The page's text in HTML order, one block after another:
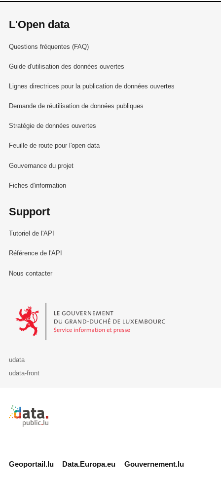
L'Open data
Questions fréquentes (FAQ)
Guide d'utilisation des données ouvertes
Lignes directrices pour la publication de données ouvertes
Demande de réutilisation de données publiques
Stratégie de données ouvertes
Feuille de route pour l'open data
Gouvernance du projet
Fiches d'information
Support
Tutoriel de l'API
Référence de l'API
Nous contacter
Le Gouvernement du Grand-Duché de Luxembourg - Service
udata
udata-front
Retour à l'accueil de data.public.lu
Geoportail.lu Data.Europa.eu Gouvernement.lu